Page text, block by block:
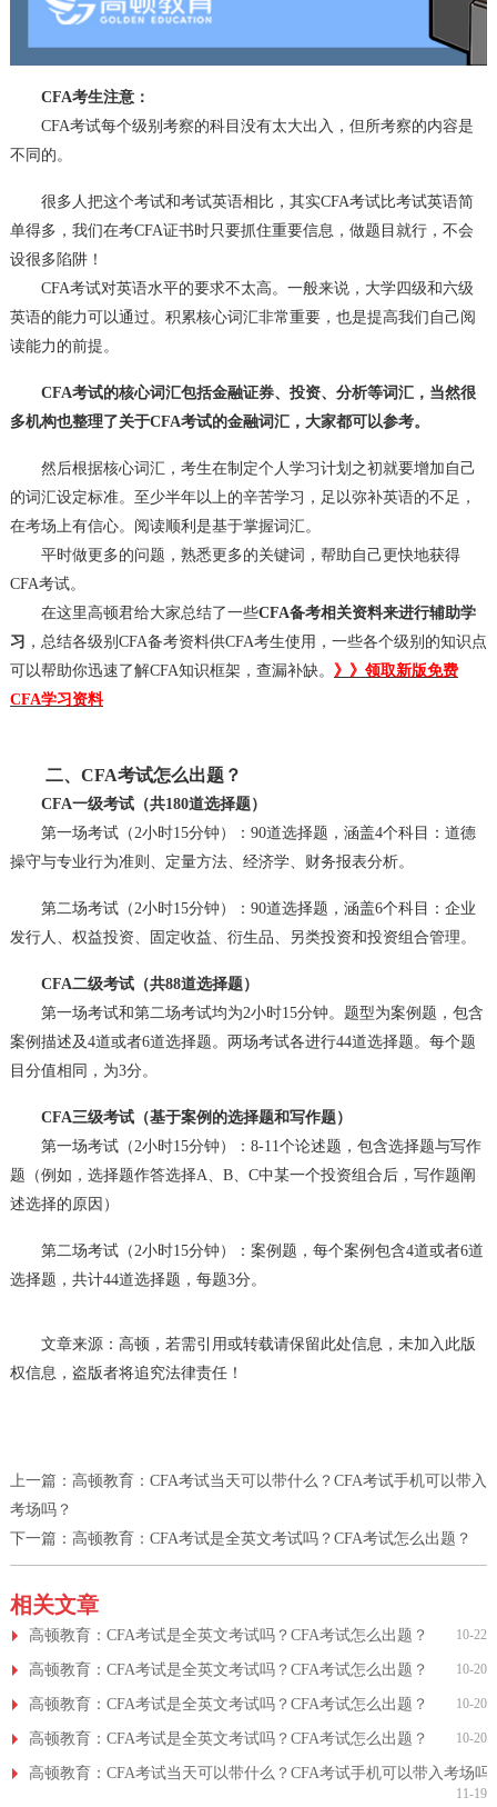
CFA考生注意：
CFA考试每个级别考察的科目没有太大出入，但所考察的内容是
不同的。
很多人把这个考试和考试英语相比，其实CFA考试比考试英语简
单得多，我们在考CFA证书时只要抓住重要信息，做题目就行，不会
设很多陷阱！
CFA考试对英语水平的要求不太高。一般来说，大学四级和六级
英语的能力可以通过。积累核心词汇非常重要，也是提高我们自己阅
读能力的前提。
CFA考试的核心词汇包括金融证券、投资、分析等词汇，当然很
多机构也整理了关于CFA考试的金融词汇，大家都可以参考。
然后根据核心词汇，考生在制定个人学习计划之初就要增加自己
的词汇设定标准。至少半年以上的辛苦学习，足以弥补英语的不足，
在考场上有信心。阅读顺利是基于掌握词汇。
平时做更多的问题，熟悉更多的关键词，帮助自己更快地获得
CFA考试。
在这里高顿君给大家总结了一些CFA备考相关资料来进行辅助学
习 ，总结各级别CFA备考资料供CFA考生使用，一些各个级别的知识点
可以帮助你迅速了解CFA知识框架，查漏补缺。 》》领取新版免费
CFA学习资料
二、CFA考试怎么出题？
CFA一级考试（共180道选择题）
第一场考试（2小时15分钟）：90道选择题，涵盖4个科目：道德
操守与专业行为准则、定量方法、经济学、财务报表分析。
第二场考试（2小时15分钟）：90道选择题，涵盖6个科目：企业
发行人、权益投资、固定收益、衍生品、另类投资和投资组合管理。
CFA二级考试（共88道选择题）
第一场考试和第二场考试均为2小时15分钟。题型为案例题，包含
案例描述及4道或者6道选择题。两场考试各进行44道选择题。每个题
目分值相同，为3分。
CFA三级考试（基于案例的选择题和写作题）
第一场考试（2小时15分钟）：8-11个论述题，包含选择题与写作
题（例如，选择题作答选择A、B、C中某一个投资组合后，写作题阐
述选择的原因）
第二场考试（2小时15分钟）：案例题，每个案例包含4道或者6道
选择题，共计44道选择题，每题3分。
文章来源：高顿，若需引用或转载请保留此处信息，未加入此版
权信息，盗版者将追究法律责任！
上一篇： 高顿教育：CFA考试当天可以带什么？CFA考试手机可以带入
考场吗？
下一篇： 高顿教育：CFA考试是全英文考试吗？CFA考试怎么出题？
相关文章
高顿教育：CFA考试是全英文考试吗？CFA考试怎么出题？ 10-22
高顿教育：CFA考试是全英文考试吗？CFA考试怎么出题？ 10-20
高顿教育：CFA考试是全英文考试吗？CFA考试怎么出题？ 10-20
高顿教育：CFA考试是全英文考试吗？CFA考试怎么出题？ 10-20
高顿教育：CFA考试当天可以带什么？CFA考试手机可以带入考场吗
11-19